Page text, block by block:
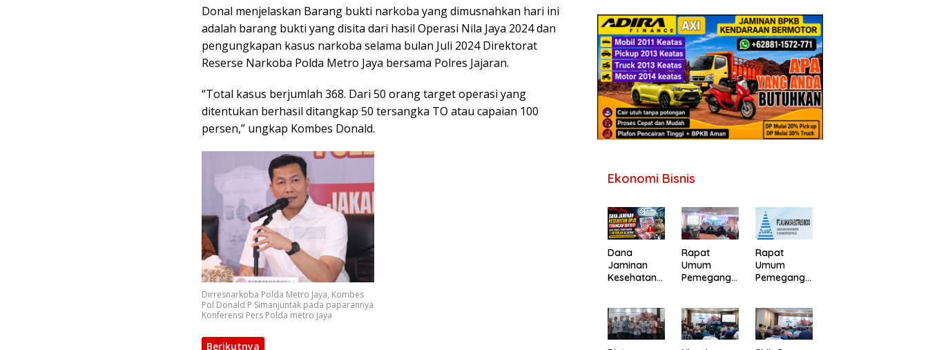
Donal menjelaskan Barang bukti narkoba yang dimusnahkan hari ini
adalah barang bukti yang disita dari hasil Operasi Nila Jaya 2024 dan
pengungkapan kasus narkoba selama bulan Juli 2024 Direktorat
Reserse Narkoba Polda Metro Jaya bersama Polres Jajaran.
“Total kasus berjumlah 368. Dari 50 orang target operasi yang
ditentukan berhasil ditangkap 50 tersangka TO atau capaian 100
persen,” ungkap Kombes Donald.
Dirresnarkoba Polda Metro Jaya, Kombes
Pol Donald P Simanjuntak pada paparannya
Konferensi Pers Polda metro jaya
Berikutnya
Ekonomi Bisnis
Dana
Jaminan
Kesehatan
Defisit,
Pemerintah
Diminta
Rapat
Umum
Pemegang
Gapuraprim
a Tbk
Tahun Buku
Rapat
Umum
Pemegang
Alakasa
Industrindo
Tbk 2026